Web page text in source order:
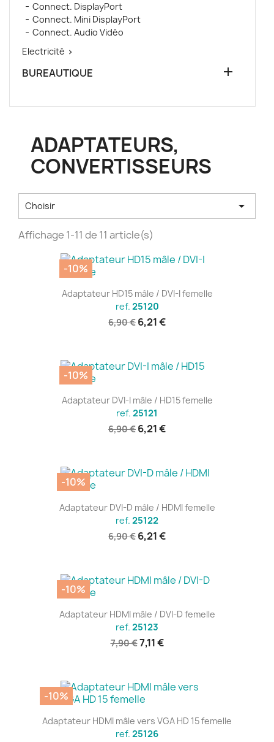
Connect. DisplayPort
Connect. Mini DisplayPort
Connect. Audio Vidéo
Electricité 
BUREAUTIQUE 
ADAPTATEURS,
CONVERTISSEURS
Choisir 
Affichage 1-11 de 11 article(s)
Adaptateur HD15 mâle / DVI-I femelle
ref. 25120
6,90 € 6,21 €
-10%
Adaptateur DVI-I mâle / HD15 femelle
ref. 25121
6,90 € 6,21 €
-10%
Adaptateur DVI-D mâle / HDMI femelle
ref. 25122
6,90 € 6,21 €
-10%
Adaptateur HDMI mâle / DVI-D femelle
ref. 25123
7,90 €7,11 €
-10%
Adaptateur HDMI mâle vers VGA HD 15 femelle
ref. 25126
-10%